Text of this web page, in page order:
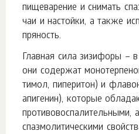
пищеварение и снимать
чаи и настойки, а также
пряность.
Главная сила зизифоры –
они содержат
тимол, пиперитон) и
апигенин), которые
противовоспалительными,
спазмолитическими